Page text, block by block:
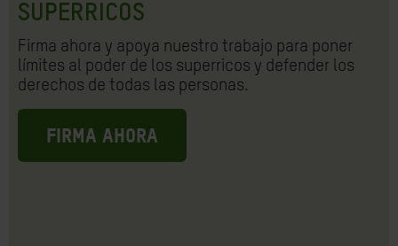
SUPERRICOS
Firma ahora y apoya nuestro trabajo para poner
límites al poder de los superricos y defender los
derechos de todas las personas.
FIRMA AHORA